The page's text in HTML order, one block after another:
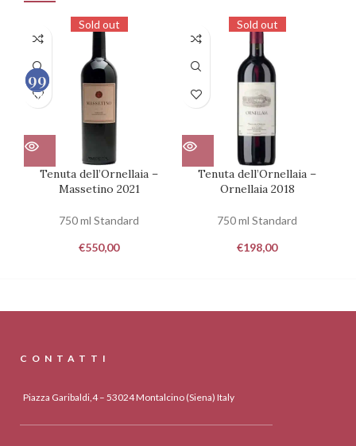
99
100
Sold out
Tenuta dell’Ornellaia –
Massetino 2021
750 ml Standard
€550,00
Sold out
Tenuta dell’Ornellaia –
Ornellaia 2018
750 ml Standard
€198,00
99
100
CONTATTI
Piazza Garibaldi,4 – 53024 Montalcino (Siena) Italy